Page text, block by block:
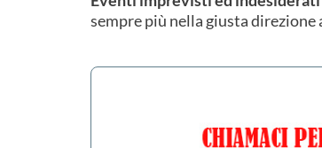
sempre più nella giusta